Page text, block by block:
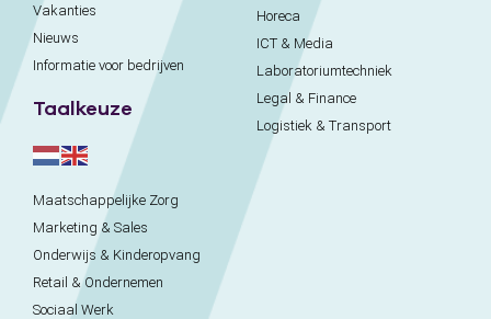
Vakanties
Nieuws
Informatie voor bedrijven
Taalkeuze
Horeca
ICT & Media
Laboratoriumtechniek
Legal & Finance
Logistiek & Transport
Maatschappelijke Zorg
Marketing & Sales
Onderwijs & Kinderopvang
Retail & Ondernemen
Sociaal Werk